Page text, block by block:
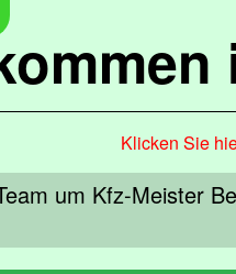
Klicken Sie
um Kfz-Meister